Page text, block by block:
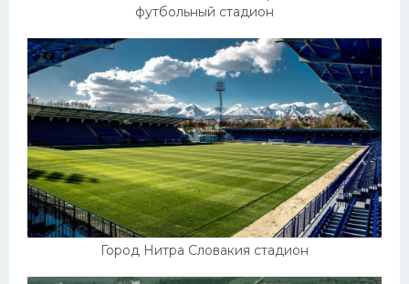
футбольный стадион
Город Нитра Словакия стадион